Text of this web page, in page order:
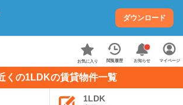
ダウンロード
お気に入り 閲覧履歴 お知らせ マイページ
くの1LDKの賃貸物件一覧
1LDK